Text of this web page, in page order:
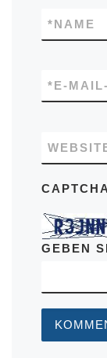
NAME
*
E-
*
CAPTCHA
GEBEN